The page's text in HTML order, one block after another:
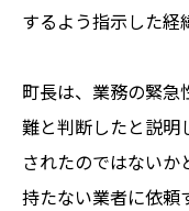
するよう指示した経
町長は、業務の緊急
難と判断したと説明
されたのではないか
持たない業者に依頼